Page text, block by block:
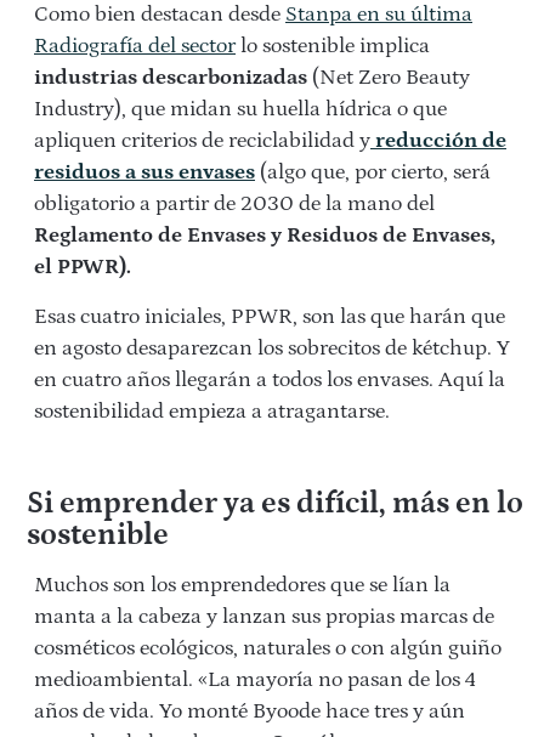
Como bien destacan desde Stanpa en su última
Radiografía del sectorlo sostenible implica
industrias descarbonizadas (Net Zero Beauty
Industry), que midan su huella hídrica o que
apliquen criterios de reciclabilidad y reducción de
residuos a sus envases (algo que, por cierto, será
obligatorio a partir de 2030 de la mano del
Reglamento de Envases y Residuos de Envases,
el PPWR).
Esas cuatro iniciales, PPWR, son las que harán que
en agosto desaparezcan los sobrecitos de kétchup. Y
en cuatro años llegarán a todos los envases. Aquí la
sostenibilidad empieza a atragantarse.
Si emprender ya es difícil, más en lo
sostenible
Muchos son los emprendedores que se lían la
manta a la cabeza y lanzan sus propias marcas de
cosméticos ecológicos, naturales o con algún guiño
medioambiental. «La mayoría no pasan de los 4
años de vida. Yo monté Byoode hace tres y aún